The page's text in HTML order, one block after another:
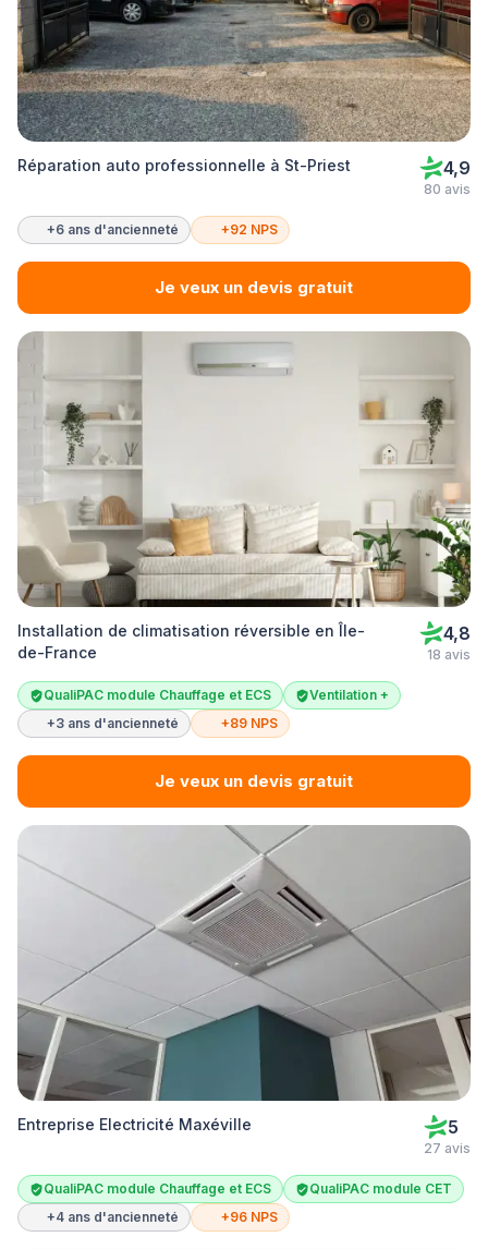
Réparation auto professionnelle à St-Priest 4,9
80 avis
+6 ans d'ancienneté +92 NPS
Je veux un devis gratuit
Installation de climatisation réversible en Île-
de-France
4,8
18 avis
QualiPAC module Chauffage et ECS
Ventilation +
+3 ans d'ancienneté
+89 NPS
Je veux un devis gratuit
Entreprise Electricité Maxéville 5
27 avis
QualiPAC module Chauffage et ECS
QualiPAC module CET
+4 ans d'ancienneté
+96 NPS